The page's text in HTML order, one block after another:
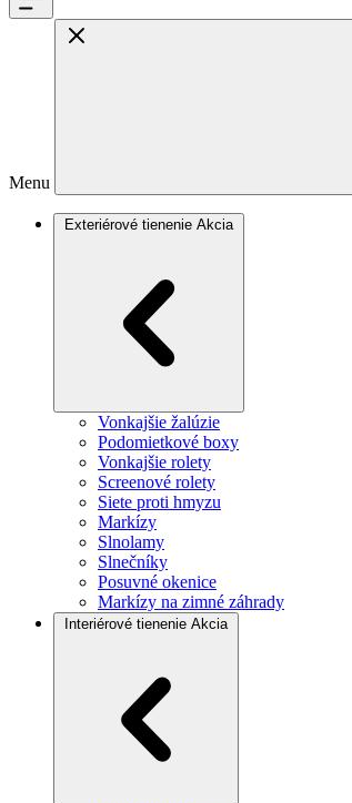
Menu
Exteriérové tienenie Akcia
Vonkajšie žalúzie
Podomietkové boxy
Vonkajšie rolety
Screenové rolety
Siete proti hmyzu
Markízy
Slnolamy
Slnečníky
Posuvné okenice
Markízy na zimné záhrady
Interiérové tienenie Akcia